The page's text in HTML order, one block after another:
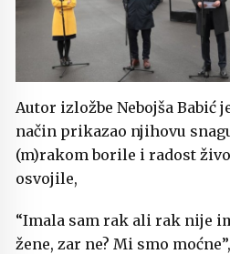
Autor izložbe Nebojša Babić
način prikazao njihovu
(m)rakom borile i radost
osvojile,
“Imala sam rak ali rak nije
žene, zar ne? Mi smo